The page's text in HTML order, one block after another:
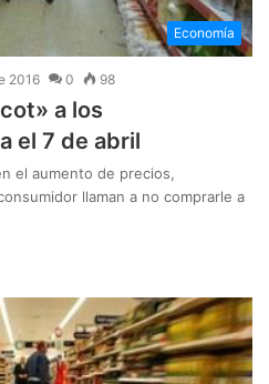
Economía
2016 0 98
a los
el 7 de abril
el aumento de precios,
llaman a no comprarle a